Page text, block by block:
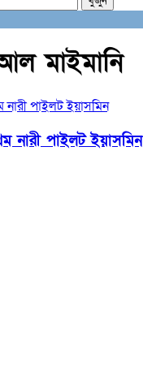
মাইমানি
নারী পাইলট ইয়াসমিন